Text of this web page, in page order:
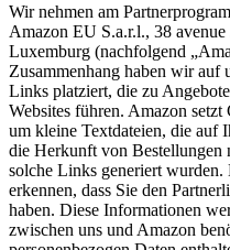
Wir nehmen am
Amazon EU S.a.r.l., 38
Luxemburg (nachfolgend
Zusammenhang haben wir auf
Links platziert, die zu
Websites führen. Amazon
um kleine Textdateien, die auf
die Herkunft von Bestellungen
solche Links generiert wurden.
erkennen, dass Sie den
haben. Diese Informationen
zwischen uns und Amazon